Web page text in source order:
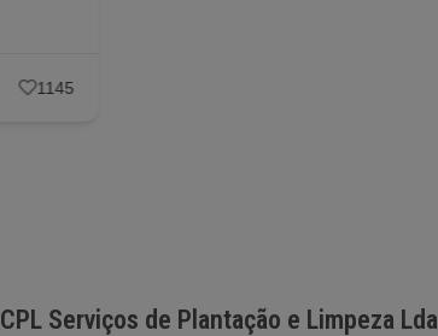
1145
CPL Serviços de Plantação e Limpeza Lda